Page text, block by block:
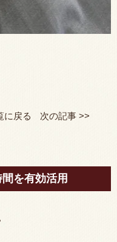
に戻る 次の記事 >>
を有効活用